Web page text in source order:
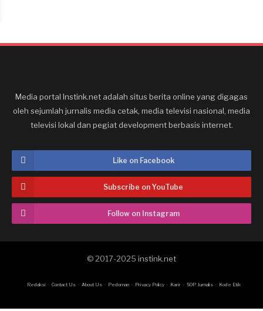
Media portal Instink.net adalah situs berita online yang digagas
oleh sejumlah jurnalis media cetak, media televisi nasional, media
televisi lokal dan pegiat development berbasis internet.
Like on Facebook
Subscribe on YouTube
Follow on Instagram
© 2017-2025 instink.net
Redaksi Contact Us About Us Pedoman Privacy Policy Karir SOP Jurnalis Kode Etik